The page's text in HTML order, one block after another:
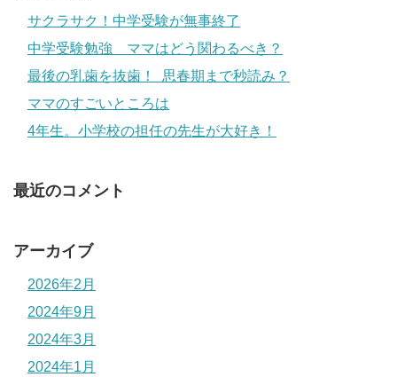
サクラサク！中学受験が無事終了
中学受験勉強 ママはどう関わるべき？
最後の乳歯を抜歯！ 思春期まで秒読み？
ママのすごいところは
4年生。小学校の担任の先生が大好き！
最近のコメント
アーカイブ
2026年2月
2024年9月
2024年3月
2024年1月